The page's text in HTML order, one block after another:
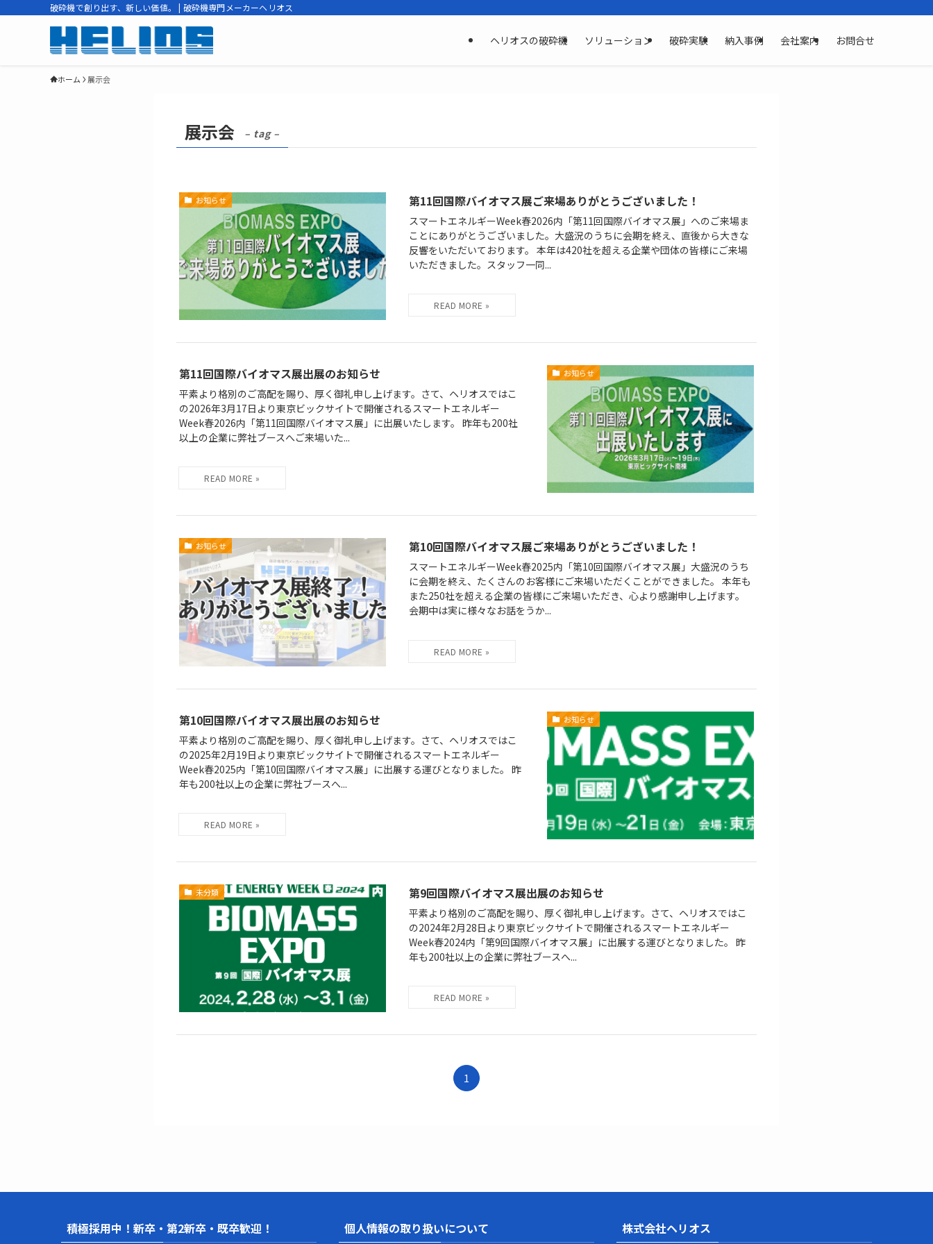
破砕機で創り出す、新しい価値。 | 破砕機専門メーカーヘリオス
ヘリオスの破砕機 ソリューション 破砕実験 納入事例 会社案内 お問合せ
ホーム 展示会
展示会 – tag –
お知らせ 第11回国際バイオマス展ご来場ありがとうございました！
スマートエネルギーWeek春2026内「第11回国際バイオマス展」へのご来場ま
ことにありがとうございました。大盛況のうちに会期を終え、直後から大きな
反響をいただいております。 本年は420社を超える企業や団体の皆様にご来場
いただきました。スタッフ一同...
お知らせ
第11回国際バイオマス展出展のお知らせ
平素より格別のご高配を賜り、厚く御礼申し上げます。さて、ヘリオスではこ
の2026年3月17日より東京ビックサイトで開催されるスマートエネルギー
Week春2026内「第11回国際バイオマス展」に出展いたします。 昨年も200社
以上の企業に弊社ブースへご来場いた...
お知らせ 第10回国際バイオマス展ご来場ありがとうございました！
スマートエネルギーWeek春2025内「第10回国際バイオマス展」大盛況のうち
に会期を終え、たくさんのお客様にご来場いただくことができました。 本年も
また250社を超える企業の皆様にご来場いただき、心より感謝申し上げます。
会期中は実に様々なお話をうか...
お知らせ
第10回国際バイオマス展出展のお知らせ
平素より格別のご高配を賜り、厚く御礼申し上げます。さて、ヘリオスではこ
の2025年2月19日より東京ビックサイトで開催されるスマートエネルギー
Week春2025内「第10回国際バイオマス展」に出展する運びとなりました。 昨
年も200社以上の企業に弊社ブースへ...
未分類 第9回国際バイオマス展出展のお知らせ
平素より格別のご高配を賜り、厚く御礼申し上げます。さて、ヘリオスではこ
の2024年2月28日より東京ビックサイトで開催されるスマートエネルギー
Week春2024内「第9回国際バイオマス展」に出展する運びとなりました。 昨
年も200社以上の企業に弊社ブースへ...
1
積極採用中！新卒・第2新卒・既卒歓迎！ 個人情報の取り扱いについて 株式会社ヘリオス